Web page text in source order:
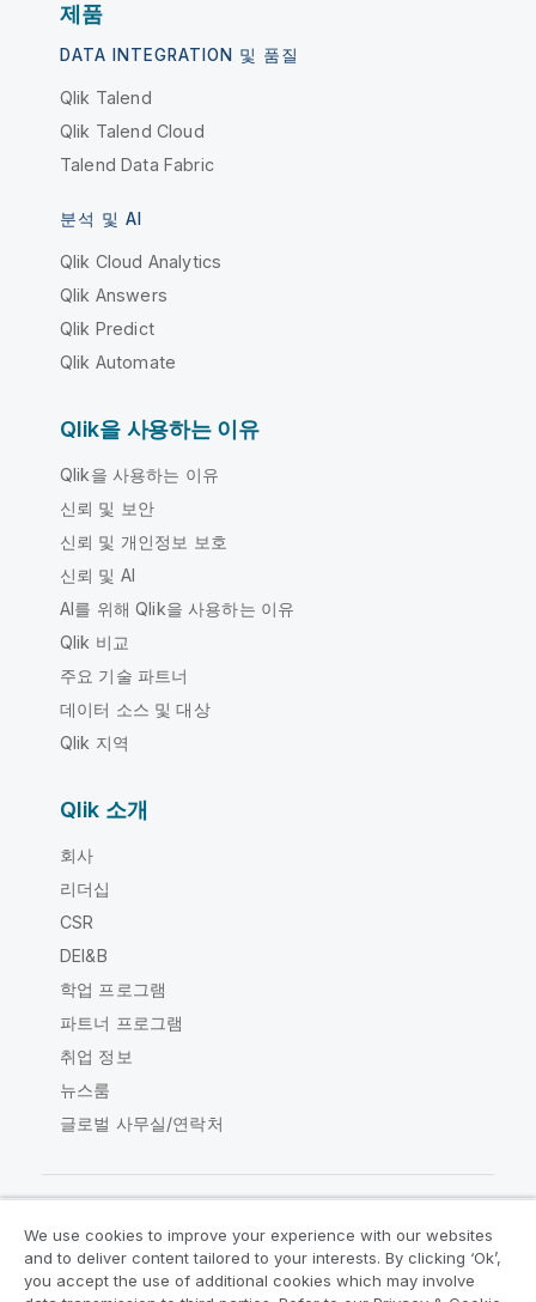
제품
DATA INTEGRATION 및 품질
Qlik Talend
Qlik Talend Cloud
Talend Data Fabric
분석 및 AI
Qlik Cloud Analytics
Qlik Answers
Qlik Predict
Qlik Automate
Qlik을 사용하는 이유
Qlik을 사용하는 이유
신뢰 및 보안
신뢰 및 개인정보 보호
신뢰 및 AI
AI를 위해 Qlik을 사용하는 이유
Qlik 비교
주요 기술 파트너
데이터 소스 및 대상
Qlik 지역
Qlik 소개
회사
리더십
CSR
DEI&B
학업 프로그램
파트너 프로그램
취업 정보
뉴스룸
글로벌 사무실/연락처
Qlik Community
We use cookies to improve your experience with our websites
and to deliver content tailored to your interests. By clicking ‘Ok’,
you accept the use of additional cookies which may involve